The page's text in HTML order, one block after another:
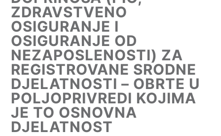
ZDRAVSTVENO
OSIGURANJE I
OSIGURANJE OD
NEZAPOSLENOSTI) ZA
REGISTROVANE SRODNE
DJELATNOSTI – OBRTE U
POLJOPRIVREDI KOJIMA
JE TO OSNOVNA
DJELATNOST